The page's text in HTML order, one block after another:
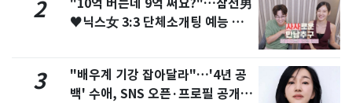
2
♥닉스女 3:3 단체소개팅 예능 화
3
"배우계 기강 잡아달라"…'4년 공
백' 수애, SNS 오픈·프로필 공개